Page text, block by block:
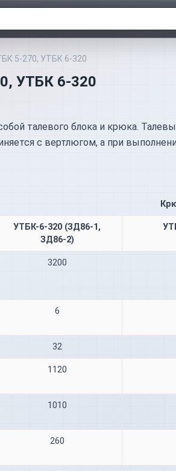
5-270, УТБК 6-320
УТБК 6-320
талевого блока и крюка.
с вертлюгом, а при
УТБК-6-320 (ЗД86-1,
ЗД86-2)
3200
6
32
1120
1010
260